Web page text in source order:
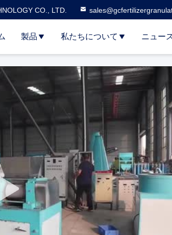
CO., LTD.
製品 私たちについて ニュー